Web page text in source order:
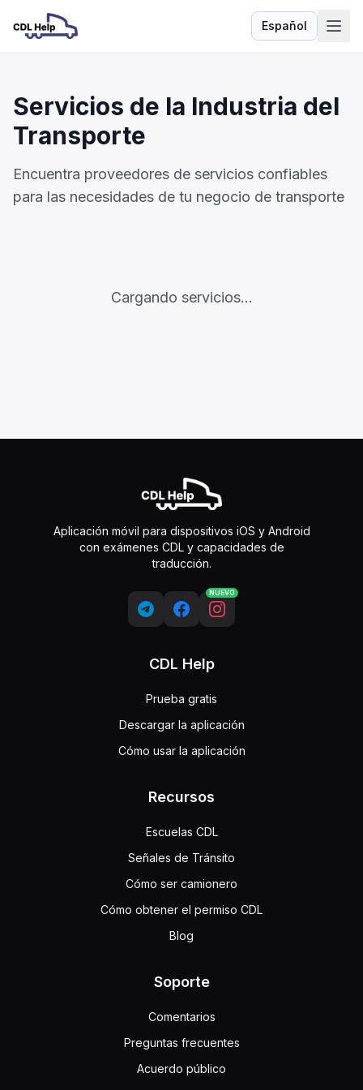
Español
Idioma
Servicios de la Industria del
Transporte
Encuentra proveedores de servicios confiables
para las necesidades de tu negocio de transporte
Cargando servicios...
Aplicación móvil para dispositivos iOS y Android
con exámenes CDL y capacidades de
traducción.
NUEVO
CDL Help
Prueba gratis
Descargar la aplicación
Cómo usar la aplicación
Recursos
Escuelas CDL
Señales de Tránsito
Cómo ser camionero
Cómo obtener el permiso CDL
Blog
Soporte
Comentarios
Preguntas frecuentes
Acuerdo público